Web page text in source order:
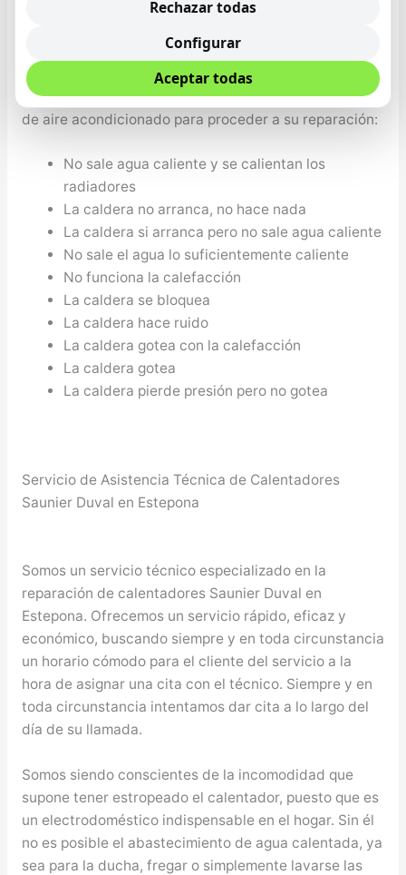
Nuestros técnicos en Estepona revisan su caldera
alguno de estos síntomas, nuestro servicio de
reparación de calderas Saunier Duval en Estepona
revisará cada uno de los componentes de su aparato
de aire acondicionado para proceder a su reparación:
No sale agua caliente y se calientan los
radiadores
La caldera no arranca, no hace nada
La caldera si arranca pero no sale agua caliente
No sale el agua lo suficientemente caliente
No funciona la calefacción
La caldera se bloquea
La caldera hace ruido
La caldera gotea con la calefacción
La caldera gotea
La caldera pierde presión pero no gotea
Servicio de Asistencia Técnica de Calentadores
Saunier Duval en Estepona
Somos un servicio técnico especializado en la
reparación de calentadores Saunier Duval en
Estepona. Ofrecemos un servicio rápido, eficaz y
económico, buscando siempre y en toda circunstancia
un horario cómodo para el cliente del servicio a la
hora de asignar una cita con el técnico. Siempre y en
toda circunstancia intentamos dar cita a lo largo del
día de su llamada.
Somos siendo conscientes de la incomodidad que
supone tener estropeado el calentador, puesto que es
un electrodoméstico indispensable en el hogar. Sin él
no es posible el abastecimiento de agua calentada, ya
sea para la ducha, fregar o simplemente lavarse las
Rechazar todas
Configurar
Aceptar todas